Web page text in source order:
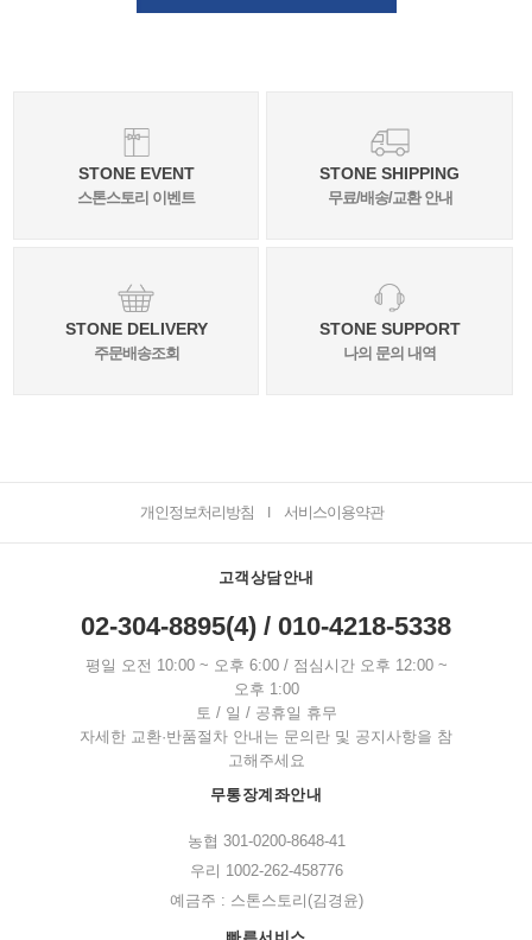
STONE EVENT
스톤스토리 이벤트
STONE SHIPPING
무료/배송/교환 안내
STONE DELIVERY
주문배송조회
STONE SUPPORT
나의 문의 내역
개인정보처리방침 서비스이용약관
고객상담안내
02-304-8895(4) / 010-4218-5338
평일 오전 10:00 ~ 오후 6:00 / 점심시간 오후 12:00 ~
오후 1:00
토 / 일 / 공휴일 휴무
자세한 교환·반품절차 안내는 문의란 및 공지사항을 참
고해주세요
무통장계좌안내
농협 301-0200-8648-41
우리 1002-262-458776
예금주 : 스톤스토리(김경윤)